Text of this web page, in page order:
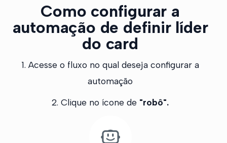
Como configurar a
automação de definir líder
do card
1. Acesse o fluxo no qual deseja configurar a
automação
2. Clique no ícone de "robô".